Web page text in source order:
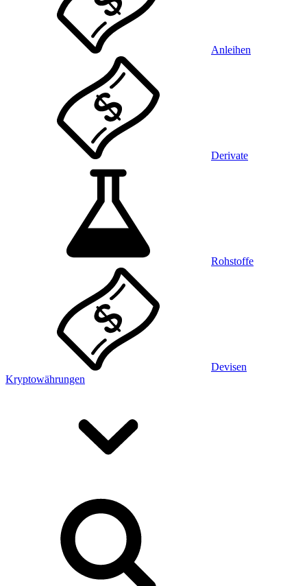
Anleihen
Derivate
Rohstoffe
Devisen
Kryptowährungen